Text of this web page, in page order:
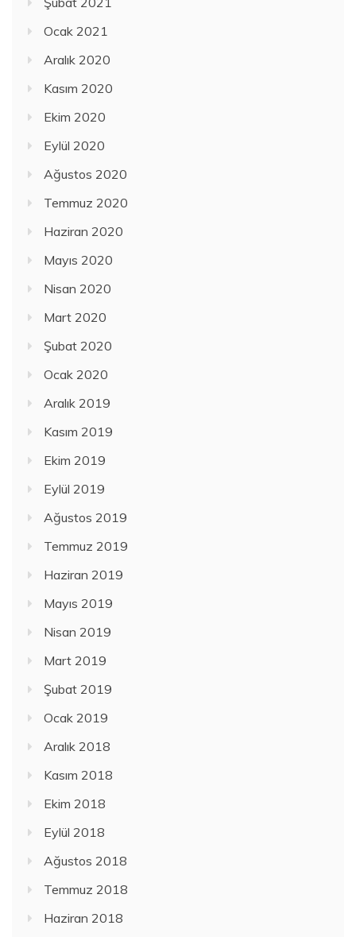
Ocak 2021
Aralık 2020
Kasım 2020
Ekim 2020
Eylül 2020
Ağustos 2020
Temmuz 2020
Haziran 2020
Mayıs 2020
Nisan 2020
Mart 2020
Şubat 2020
Ocak 2020
Aralık 2019
Kasım 2019
Ekim 2019
Eylül 2019
Ağustos 2019
Temmuz 2019
Haziran 2019
Mayıs 2019
Nisan 2019
Mart 2019
Şubat 2019
Ocak 2019
Aralık 2018
Kasım 2018
Ekim 2018
Eylül 2018
Ağustos 2018
Temmuz 2018
Haziran 2018